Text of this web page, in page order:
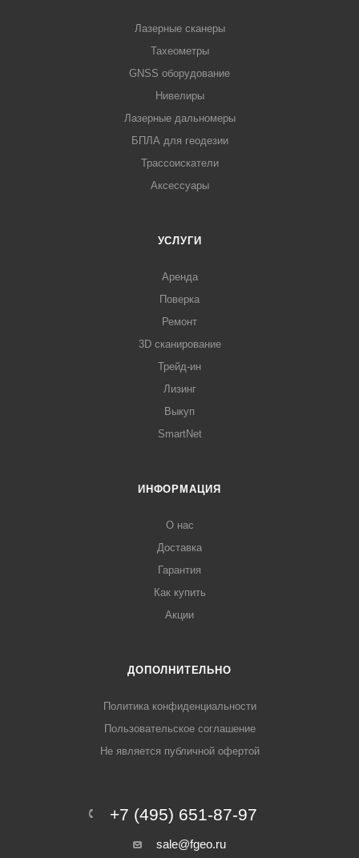
Лазерные сканеры
Тахеометры
GNSS оборудование
Нивелиры
Лазерные дальномеры
БПЛА для геодезии
Трассоискатели
Аксессуары
УСЛУГИ
Аренда
Поверка
Ремонт
3D сканирование
Трейд-ин
Лизинг
Выкуп
SmartNet
ИНФОРМАЦИЯ
О нас
Доставка
Гарантия
Как купить
Акции
ДОПОЛНИТЕЛЬНО
Политика конфиденциальности
Пользовательское соглашение
Не является публичной офертой
+7 (495) 651-87-97
sale@fgeo.ru